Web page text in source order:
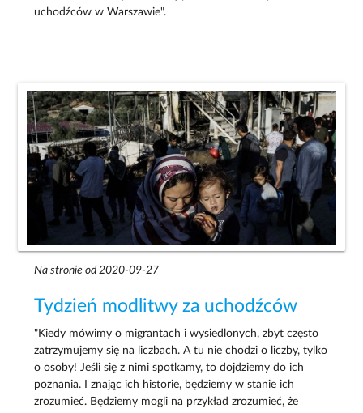
uchodźców w Warszawie".
Na stronie od 2020-09-27
Tydzień modlitwy za uchodźców
"Kiedy mówimy o migrantach i wysiedlonych, zbyt często
zatrzymujemy się na liczbach. A tu nie chodzi o liczby, tylko
o osoby! Jeśli się z nimi spotkamy, to dojdziemy do ich
poznania. I znając ich historie, będziemy w stanie ich
zrozumieć. Będziemy mogli na przykład zrozumieć, że